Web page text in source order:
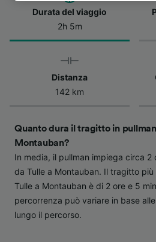
Durata del viaggio
2h 5m
Distanza
142 km
Quanto dura il tragitto in
Montauban?
In media, il pullman impiega circa
da Tulle a Montauban. Il tragitto
Tulle a Montauban è di 2 ore e 5
percorrenza può variare in base
lungo il percorso.
dell'informativa sulla
verranno segnalate ai
tracciamento se non ci hai
per farlo.
Utilizzare dati di
Scansione attiva delle
dispositivo ai fini
Archiviare informazioni su
accedervi. Pubblicità e
personalizzati, misurazione
dei contenuti e degli
pubblico, sviluppo di servizi.